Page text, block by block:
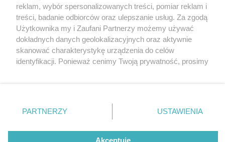
4 / 5
Ogrod sniadaniowy4
Nie zapomnij
zapoznać się z:
polityką prywatności regulamin korzystania z portali
Twojemiasto
Piekary Śląskie
Chorzów
Tarnowskie Góry
Gliwice
Skontakuj sięz nami
Kontakt
Wydawca
Redakcja
reklam, wybór spersonalizowanych treści, pomiar reklam i
treści, badanie odbiorców oraz ulepszanie usług. Za zgodą
Użytkownika my i Zaufani Partnerzy możemy używać
dokładnych danych geolokalizacyjnych oraz aktywnie
skanować charakterystykę urządzenia do celów
identyfikacji. Ponieważ cenimy Twoją prywatność, prosimy
prywatności znajdujący się w lewym dolnym rogu strony
. Niektóre rodzaje przetwarzania danych nie wymagają
zgody użytkownika, ale masz prawo sprzeciwić się
takiemu przetwarzaniu. Preferencje będą miały
PARTNERZY USTAWIENIA
Akceptuję